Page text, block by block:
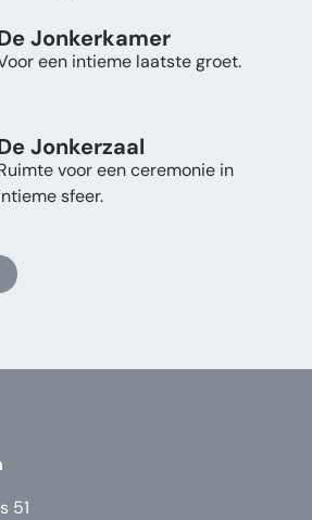
Jonkerkamer
een intieme laatste groet.
Jonkerzaal
voor een ceremonie in
sfeer.
51